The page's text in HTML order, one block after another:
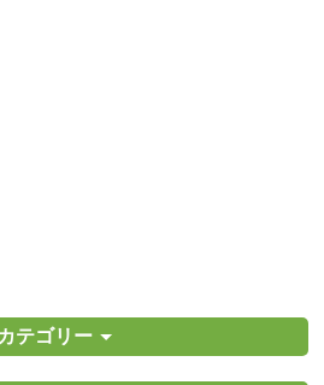
カテゴリー